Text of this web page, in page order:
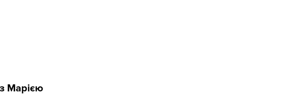
Марією